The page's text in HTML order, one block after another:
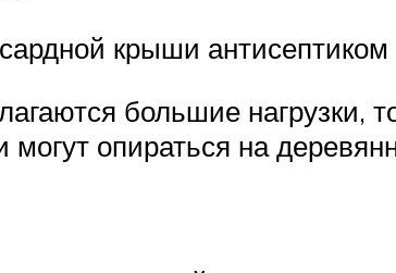
крыши антисептиком
большие нагрузки,
опираться на